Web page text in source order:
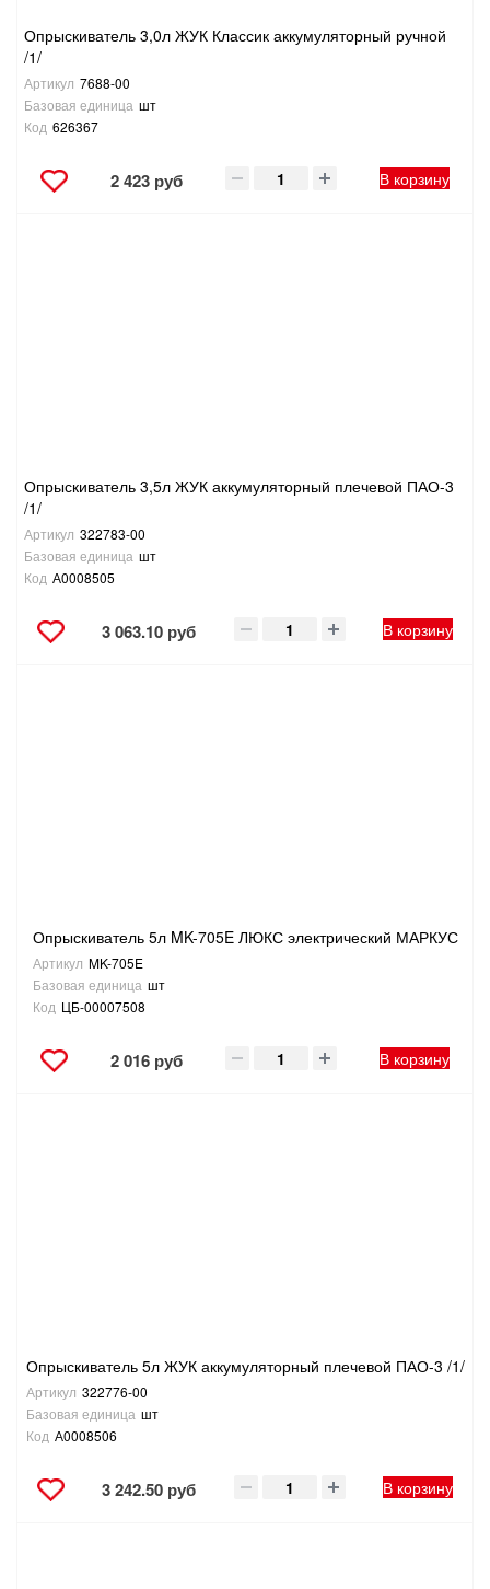
Опрыскиватель 3,0л ЖУК Классик аккумуляторный ручной
/1/
Артикул 7688-00
Базовая единица шт
Код 626367
2 423 руб В корзину
Опрыскиватель 3,5л ЖУК аккумуляторный плечевой ПАО-3
/1/
Артикул 322783-00
Базовая единица шт
Код А0008505
3 063.10 руб В корзину
Опрыскиватель 5л MK-705E ЛЮКС электрический МАРКУС
Артикул MK-705E
Базовая единица шт
Код ЦБ-00007508
2 016 руб В корзину
Опрыскиватель 5л ЖУК аккумуляторный плечевой ПАО-3 /1/
Артикул 322776-00
Базовая единица шт
Код А0008506
3 242.50 руб В корзину